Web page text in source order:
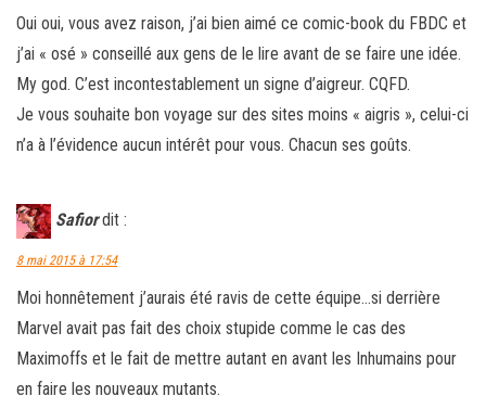
Oui oui, vous avez raison, j’ai bien aimé ce comic-book du FBDC et
j’ai « osé » conseillé aux gens de le lire avant de se faire une idée.
My god. C’est incontestablement un signe d’aigreur. CQFD.
Je vous souhaite bon voyage sur des sites moins « aigris », celui-ci
n’a à l’évidence aucun intérêt pour vous. Chacun ses goûts.
Safior dit :
8 mai 2015 à 17:54
Moi honnêtement j’aurais été ravis de cette équipe…si derrière
Marvel avait pas fait des choix stupide comme le cas des
Maximoffs et le fait de mettre autant en avant les Inhumains pour
en faire les nouveaux mutants.